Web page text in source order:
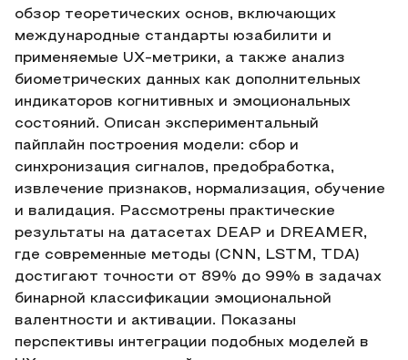
обзор теоретических основ, включающих
международные стандарты юзабилити и
применяемые UX-метрики, а также анализ
биометрических данных как дополнительных
индикаторов когнитивных и эмоциональных
состояний. Описан экспериментальный
пайплайн построения модели: сбор и
синхронизация сигналов, предобработка,
извлечение признаков, нормализация, обучение
и валидация. Рассмотрены практические
результаты на датасетах DEAP и DREAMER,
где современные методы (CNN, LSTM, TDA)
достигают точности от 89% до 99% в задачах
бинарной классификации эмоциональной
валентности и активации. Показаны
перспективы интеграции подобных моделей в